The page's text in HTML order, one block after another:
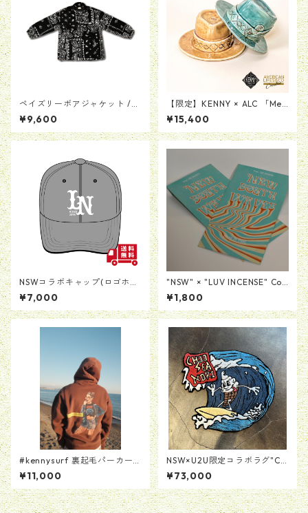
ペイズリーボアジャケット /
ブラック
¥9,600
【限定】KENNY × ALC 「Me
morial Collection Hat Incen
se Chamber & Tray Product
by KENSAKU HARADA」陶器
¥15,400
NSWコラボキャップ(ロゴホワ
イト)
¥7,000
"NSW" × "LUV INCENSE" Coll
aboration Incense
¥1,800
#kennysurf 裏起毛パーカー
[ブラウン]
¥11,000
NSW×U2U限定コラボラグ"Ch
oo Sea Nori"
¥73,000